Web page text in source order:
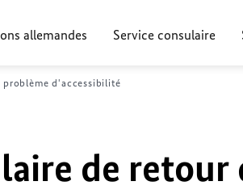
allemandes Service consulaire
problème d'accessibilité
de retour